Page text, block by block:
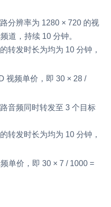
分辨率为 1280 × 720 的视
道，持续 10 分钟。
转发时长为均为 10 分钟，
视频单价，即 30 × 28 /
音频同时转发至 3 个目标
转发时长为均为 10 分钟，
单价，即 30 × 7 / 1000 =